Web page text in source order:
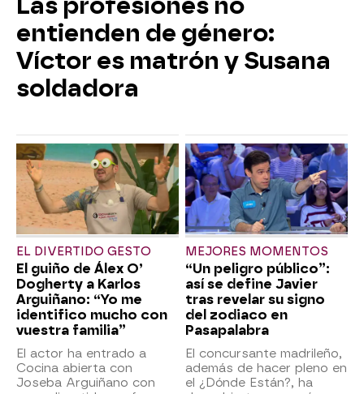
entienden de género:
Víctor es matrón y Susana
soldadora
EL DIVERTIDO GESTO
El guiño de Álex O’
Dogherty a Karlos
Arguiñano: “Yo me
identifico mucho con
vuestra familia”
El actor ha entrado a
Cocina abierta con
Joseba Arguiñano con
MEJORES MOMENTOS
“Un peligro público”:
así se define Javier
tras revelar su signo
del zodiaco en
Pasapalabra
El concursante madrileño,
además de hacer pleno en
el ¿Dónde Están?, ha